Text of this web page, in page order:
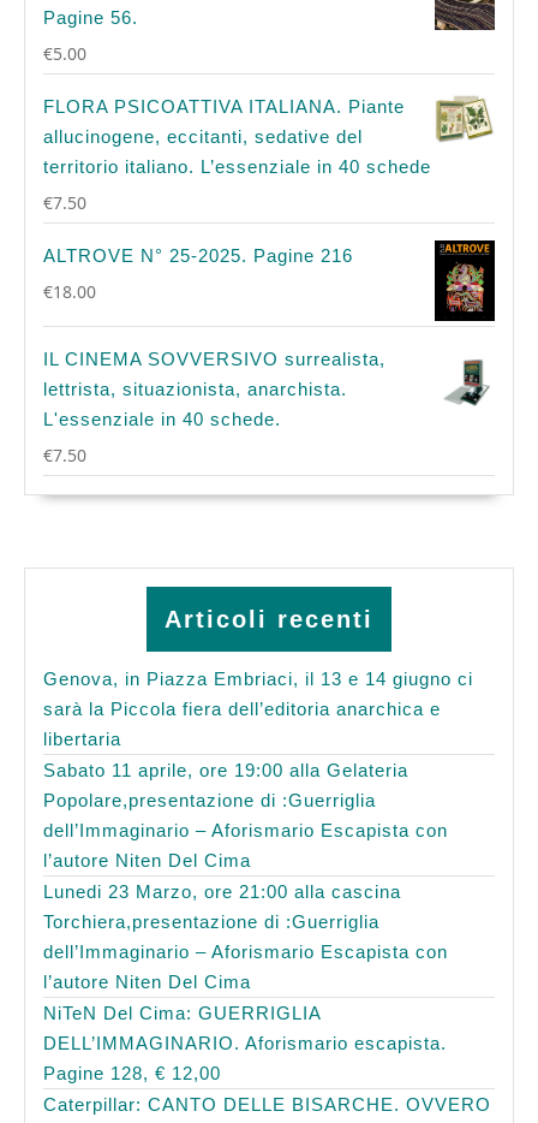
Pagine 56.
€5.00
FLORA PSICOATTIVA ITALIANA. Piante
allucinogene, eccitanti, sedative del
territorio italiano. L’essenziale in 40 schede
€7.50
ALTROVE N° 25-2025. Pagine 216
€18.00
IL CINEMA SOVVERSIVO surrealista,
lettrista, situazionista, anarchista.
L'essenziale in 40 schede.
€7.50
Articoli recenti
Genova, in Piazza Embriaci, il 13 e 14 giugno ci
sarà la Piccola fiera dell’editoria anarchica e
libertaria
Sabato 11 aprile, ore 19:00 alla Gelateria
Popolare,presentazione di :Guerriglia
dell’Immaginario – Aforismario Escapista con
l’autore Niten Del Cima
Lunedi 23 Marzo, ore 21:00 alla cascina
Torchiera,presentazione di :Guerriglia
dell’Immaginario – Aforismario Escapista con
l’autore Niten Del Cima
NiTeN Del Cima: GUERRIGLIA
DELL’IMMAGINARIO. Aforismario escapista.
Pagine 128, € 12,00
Caterpillar: CANTO DELLE BISARCHE. OVVERO